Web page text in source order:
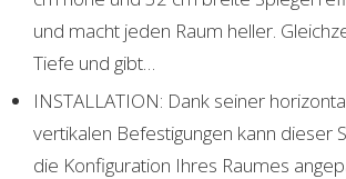
und macht jeden Raum heller.
Tiefe und gibt…
INSTALLATION: Dank seiner
vertikalen Befestigungen kann dieser
die Konfiguration Ihres Raumes